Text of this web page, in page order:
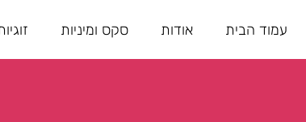
עמוד הבית אודות סקס ומיניות